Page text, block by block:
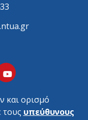
και ορισμό
τους υπεύθυνους